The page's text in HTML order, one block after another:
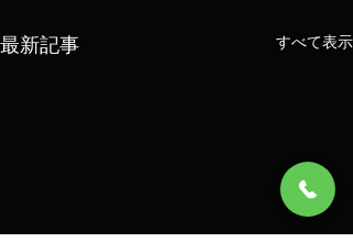
最新記事 すべて表示